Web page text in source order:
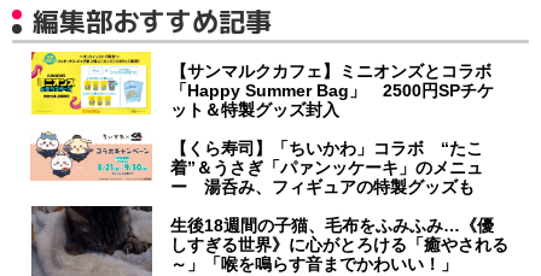
編集部おすすめ記事
【サンマルクカフェ】ミニオンズとコラボ
「Happy Summer Bag」 2500円SPチケ
ット＆特製グッズ封入
【くら寿司】「ちいかわ」コラボ “たこ
着”＆うさぎ「パァンッケーキ」のメニュ
ー 湯呑み、フィギュアの特製グッズも
生後18週間の子猫、毛布をふみふみ…《優
しすぎる世界》に心がとろける「癒やされる
～」「喉を鳴らす音までかわいい！」